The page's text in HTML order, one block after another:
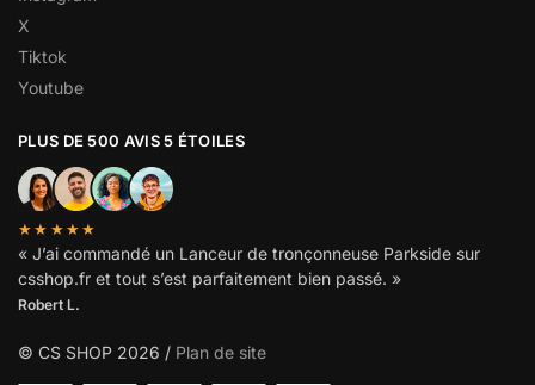
X
Tiktok
Youtube
PLUS DE 500 AVIS 5 ÉTOILES
★★★★★
« J’ai commandé un Lanceur de tronçonneuse Parkside sur
csshop.fr et tout s’est parfaitement bien passé. »
Robert L.
© CS SHOP 2026 / Plan de site